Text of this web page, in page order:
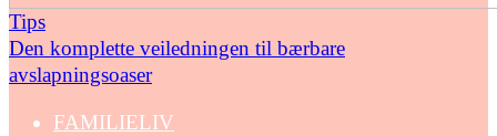
Tips
Den komplette veiledningen til bærbare
avslapningsoaser
FAMILIELIV